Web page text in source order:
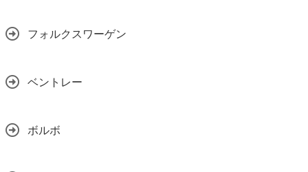
フォルクスワーゲン
ベントレー
ボルボ